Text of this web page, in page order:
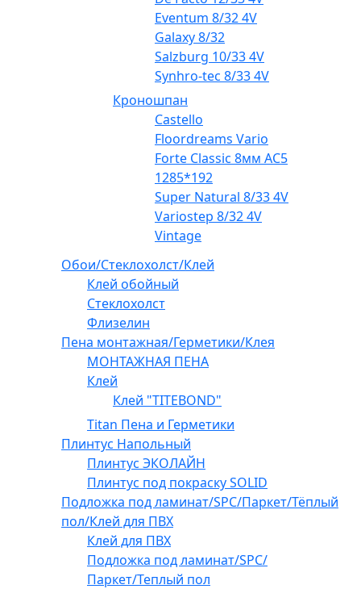
Eventum 8/32 4V
Galaxy 8/32
Salzburg 10/33 4V
Synhro-tec 8/33 4V
Кроношпан
Castello
Floordreams Vario
Forte Classic 8мм AC5
1285*192
Super Natural 8/33 4V
Variostep 8/32 4V
Vintage
Обои/Стеклохолст/Клей
Клей обойный
Стеклохолст
Флизелин
Пена монтажная/Герметики/Клея
МОНТАЖНАЯ ПЕНА
Клей
Клей "TITEBOND"
Titan Пена и Герметики
Плинтус Напольный
Плинтус ЭКОЛАЙН
Плинтус под покраску SOLID
Подложка под ламинат/SPC/Паркет/Тёплый
пол/Клей для ПВХ
Клей для ПВХ
Подложка под ламинат/SPC/
Паркет/Теплый пол